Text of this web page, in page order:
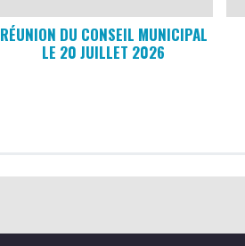
RÉUNION DU CONSEIL MUNICIPAL
LE 20 JUILLET 2026